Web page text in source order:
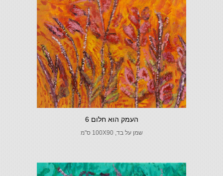
העמק הוא חלום 6
שמן על בד, 100X90 ס"מ